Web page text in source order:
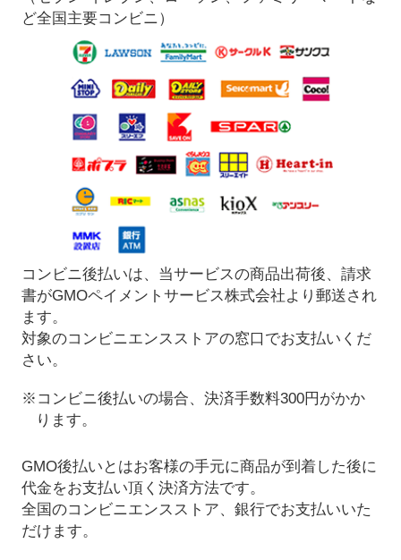
ど全国主要コンビニ）
コンビニ後払いは、当サービスの商品出荷後、請求
書がGMOペイメントサービス株式会社より郵送され
ます。
対象のコンビニエンスストアの窓口でお支払いくだ
さい。
※コンビニ後払いの場合、決済手数料300円がかか
ります。
GMO後払いとはお客様の手元に商品が到着した後に
代金をお支払い頂く決済方法です。
全国のコンビニエンスストア、銀行でお支払いいた
だけます。